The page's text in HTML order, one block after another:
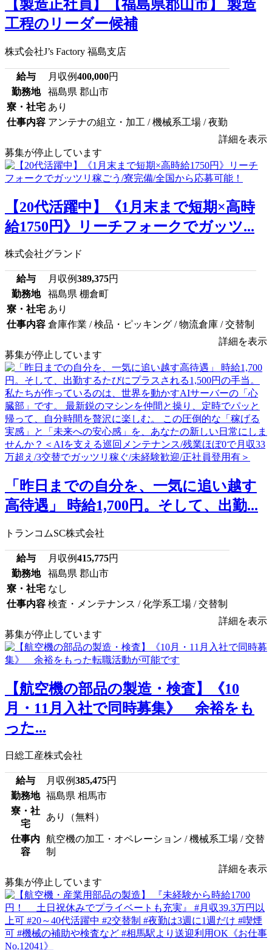
【製造正社員】【福島県郡山市】 製造
工程のリーダー候補
株式会社J’s Factory 福島支店
給与 月収例400,000円
勤務地
福島県 郡山市
寮・社宅 あり
仕事内容 アンテナの組立・加工 / 機械系工場 / 夜勤
詳細を表示
募集が停止しています
【20代活躍中】《1月末まで短期×高時
給1750円》リーチフォークでガッツ...
株式会社グランド
給与 月収例389,375円
勤務地
福島県 棚倉町
寮・社宅 あり
仕事内容 倉庫作業 / 検品・ピッキング / 物流倉庫 / 交替制
詳細を表示
募集が停止しています
「昨日までの自分を、一気に追い越す
高待遇」 時給1,700円。そして、出勤...
トランコムSC株式会社
給与 月収例415,775円
勤務地
福島県 郡山市
寮・社宅 なし
仕事内容 検査・メンテナンス / 化学系工場 / 交替制
詳細を表示
募集が停止しています
【航空機の部品の製造・検査】《10
月・11月入社で同時募集》 余裕をも
った...
日総工産株式会社
給与 月収例385,475円
勤務地
福島県 相馬市
寮・社
宅
あり（無料）
仕事内
容
航空機の加工・オペレーション / 機械系工場 / 交替
制
詳細を表示
募集が停止しています